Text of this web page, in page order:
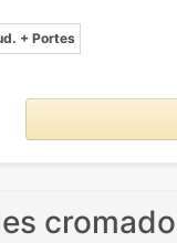
+ Portes